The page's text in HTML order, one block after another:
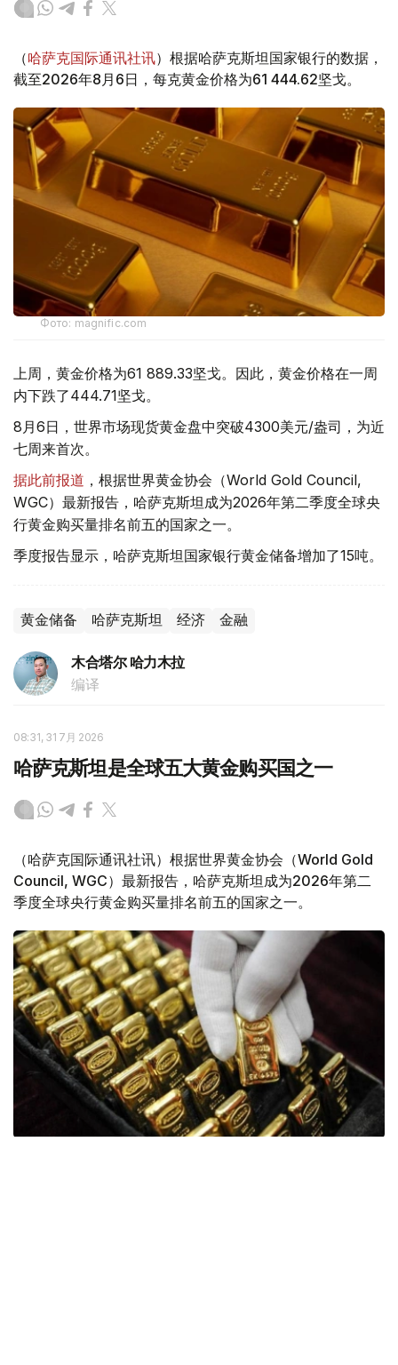
（哈萨克国际通讯社讯）根据哈萨克斯坦国家银行的数据，
截至2026年8月6日，每克黄金价格为61 444.62坚戈。
Фото: magnific.com
上周，黄金价格为61 889.33坚戈。因此，黄金价格在一周
内下跌了444.71坚戈。
8月6日，世界市场现货黄金盘中突破4300美元/盎司，为近
七周来首次。
据此前报道 ，根据世界黄金协会（World Gold Council,
WGC）最新报告，哈萨克斯坦成为2026年第二季度全球央
行黄金购买量排名前五的国家之一。
季度报告显示，哈萨克斯坦国家银行黄金储备增加了15吨。
黄金储备 哈萨克斯坦 经济 金融
木合塔尔 哈力木拉
编译
08:31, 31 7月 2026
哈萨克斯坦是全球五大黄金购买国之一
（哈萨克国际通讯社讯）根据世界黄金协会（World Gold
Council, WGC）最新报告，哈萨克斯坦成为2026年第二
季度全球央行黄金购买量排名前五的国家之一。